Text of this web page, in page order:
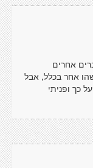
אחרים
אחר בכלל, אבל
כך ופניתי